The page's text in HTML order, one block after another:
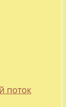
поток